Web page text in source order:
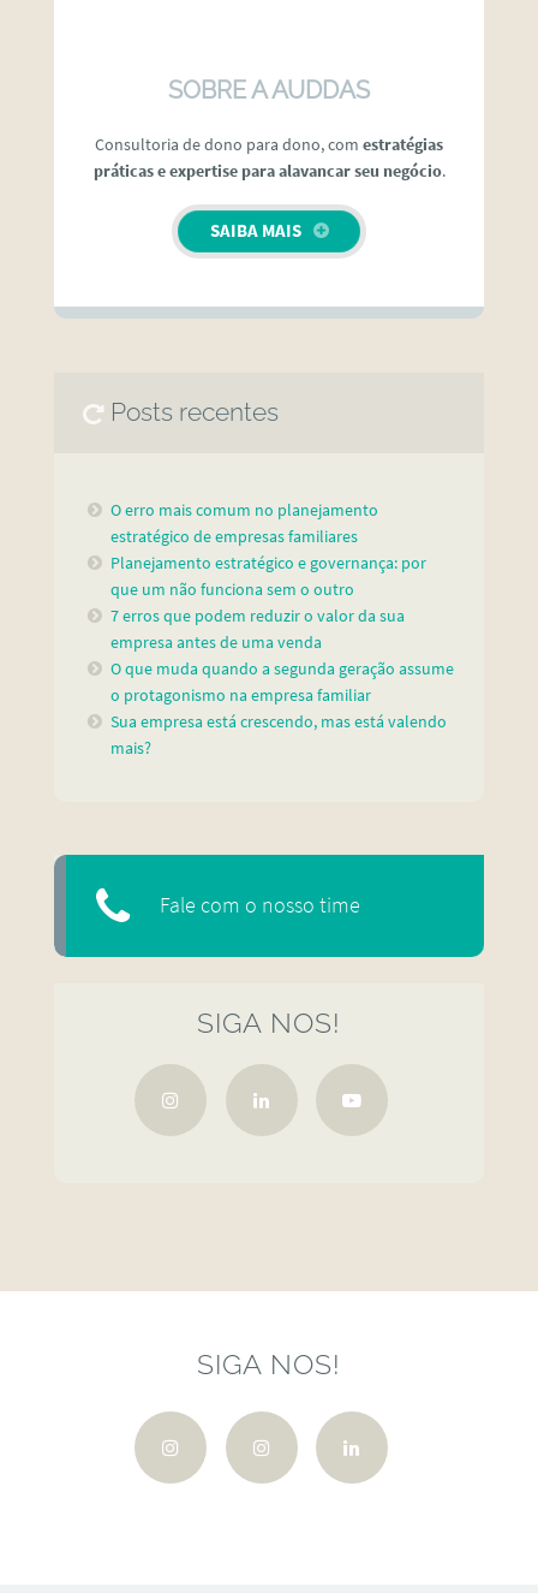
SOBRE A AUDDAS
Consultoria de dono para dono, com estratégias
práticas e expertise para alavancar seu negócio.
SAIBA MAIS
Posts recentes
O erro mais comum no planejamento
estratégico de empresas familiares
Planejamento estratégico e governança: por
que um não funciona sem o outro
7 erros que podem reduzir o valor da sua
empresa antes de uma venda
O que muda quando a segunda geração assume
o protagonismo na empresa familiar
Sua empresa está crescendo, mas está valendo
mais?
Fale com o nosso time
SIGA NOS!
SIGA NOS!